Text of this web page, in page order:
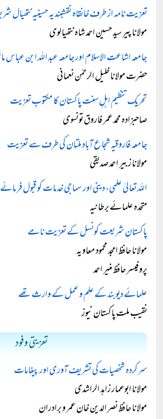
تعزیت نامہ از طرف خانقاہ نقشبندیہ حسینیہ نتھیال
مولانا پیر سید حسین احمد شاہ نتھیالوی
جامعہ اشاعت الاسلام اور جامعہ عبد اللہ ابن
حضرت مولانا خلیل الرحمٰن نعمانی
تحریک تنظیم اہلِ سنت پاکستان کا مکتوبِ تعزیت
صاحبزادہ محمد عمر فاروق تونسوی
جامعہ فاروقیہ شجاع آباد ملتان کی طرف سے تعزیت
مولانا زبیر احمد صدیقی
اللہ تعالیٰ علمی، دینی اور سماجی خدمات کو قبول فرمائے
متحدہ علمائے برطانیہ
پاکستان شریعت کونسل کے تعزیت نامے
مولانا حافظ امجد محمود معاویہ
پروفیسر حافظ منیر احمد
علمائے دیوبند کے علم و عمل کے وارث تھے
نقیب ملت پاکستان نیوز
تعزیتی وفود
سرکردہ شخصیات کی تشریف آوری اور پیغامات
مولانا ابوعمار زاہد الراشدی
مولانا حافظ نصر الدین خان عمر و برادران